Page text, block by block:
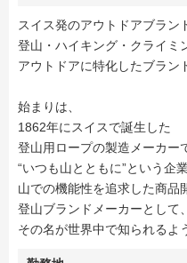
スイス発のアウトドアブラン
登山・ハイキング・クライミ
アウトドアに特化したブラン
始まりは、
1862年にスイスで誕生した
登山用ロープの製造メーカー
“いつも山とともに”という企
山での機能性を追求した商品
登山ブランドメーカーとして、
その名が世界中で知られるよ